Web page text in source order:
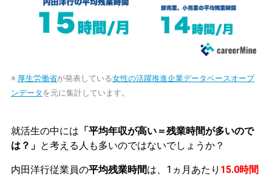
※ 厚生労働省が発表している女性の活躍推進企業データベースオープ
ンデータ を元に集計しています。
就活生の中には 「平均年収が高い＝残業時間が多いので
は？」 と考える人も多いのではないでしょうか？
内田洋行従業員の平均残業時間は、1ヵ月あたり 15.0時間